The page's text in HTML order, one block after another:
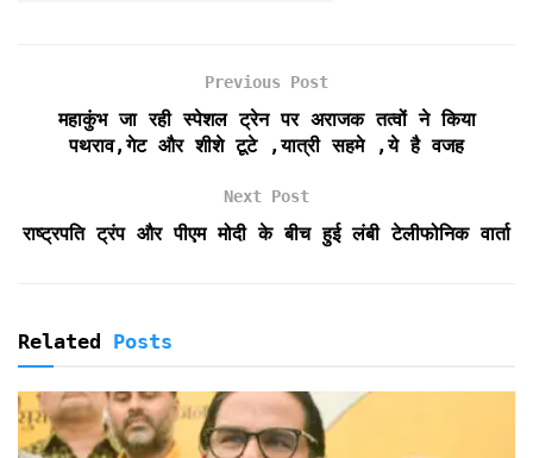
i
e
n
l
Previous Post
महाकुंभ जा रही स्पेशल ट्रेन पर अराजक तत्वों ने किया
पथराव,गेट और शीशे टूटे ,यात्री सहमे ,ये है वजह
Next Post
राष्ट्रपति ट्रंप और पीएम मोदी के बीच हुई लंबी टेलीफोनिक वार्ता
Related Posts